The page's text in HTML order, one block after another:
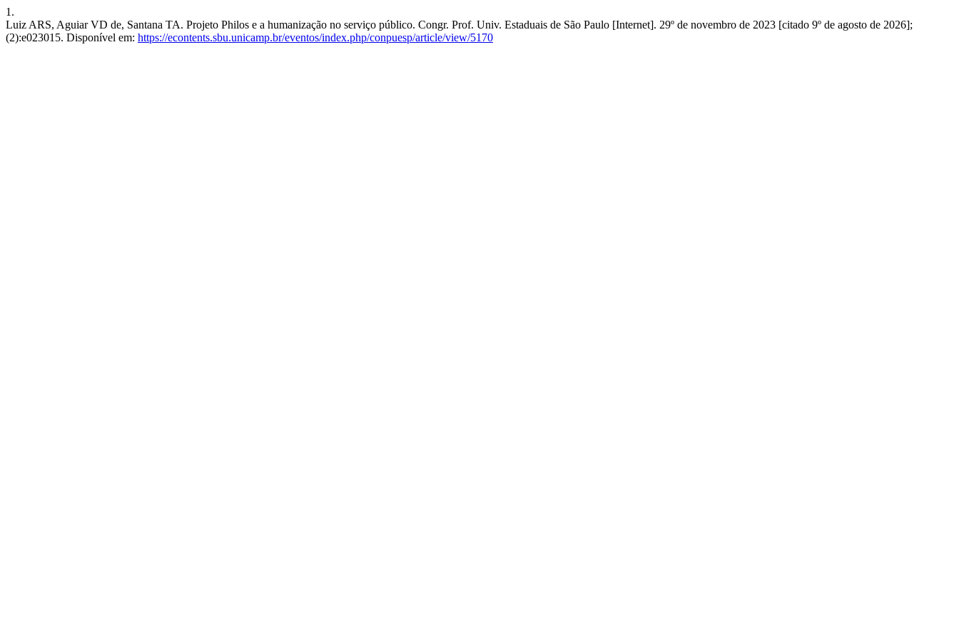
1.
Luiz ARS, Aguiar VD de, Santana TA. Projeto Philos e a humanização no serviço público. Congr. Prof. Univ. Estaduais de São Paulo [Internet]. 29º de novembro de 2023 [citado 9º de agosto de 2026];
(2):e023015. Disponível em: https://econtents.sbu.unicamp.br/eventos/index.php/conpuesp/article/view/5170